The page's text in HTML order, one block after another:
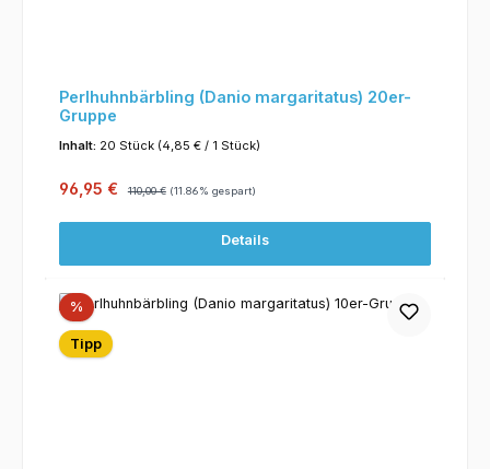
Perlhuhnbärbling (Danio margaritatus) 20er-
Gruppe
Inhalt: 20 Stück (4,85 € / 1 Stück)
Verkaufspreis:
96,95 € 110,00 € (11.86% gespart)
Details
%Rabatt
Tipp